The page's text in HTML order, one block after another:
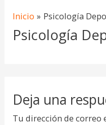
Inicio Psicología
Psicología
Deja una
Tu dirección de correo